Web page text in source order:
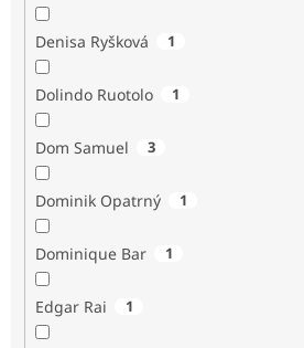
Denisa Ryšková 1
Dolindo Ruotolo 1
Dom Samuel 3
Dominik Opatrný 1
Dominique Bar 1
Edgar Rai 1